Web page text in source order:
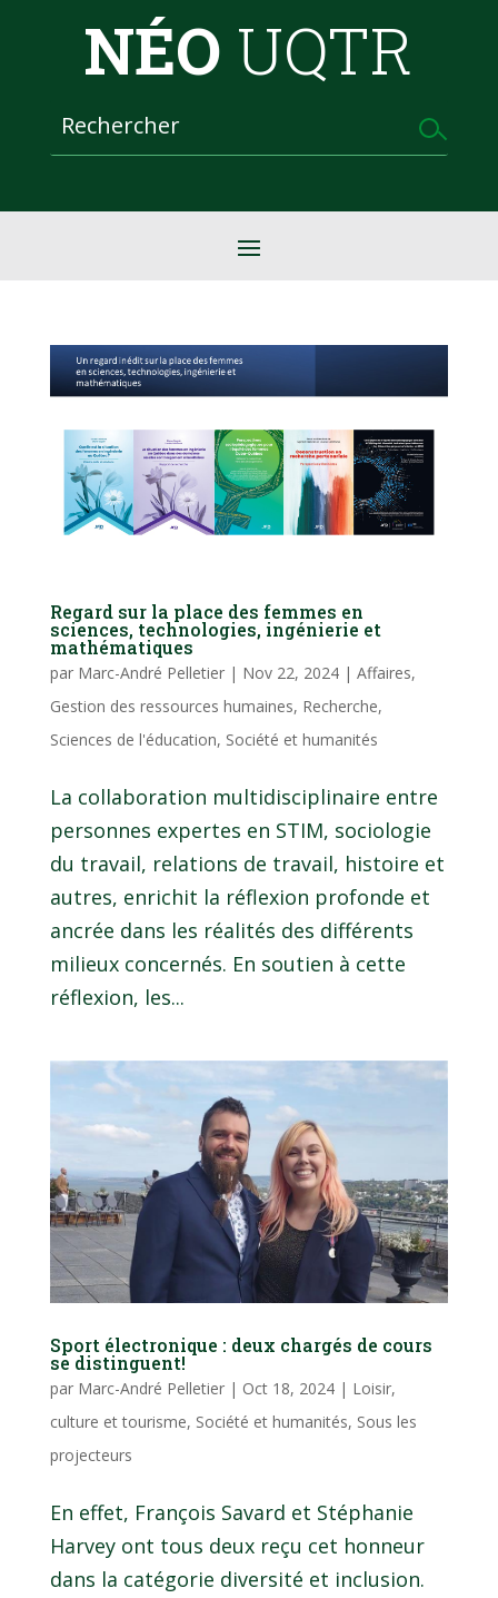
NÉO UQTR
Regard sur la place des femmes en
sciences, technologies, ingénierie et
mathématiques
par Marc-André Pelletier| Nov 22, 2024| Affaires,
Gestion des ressources humaines, Recherche,
Sciences de l'éducation, Société et humanités
La collaboration multidisciplinaire entre
personnes expertes en STIM, sociologie
du travail, relations de travail, histoire et
autres, enrichit la réflexion profonde et
ancrée dans les réalités des différents
milieux concernés. En soutien à cette
réflexion, les...
Sport électronique : deux chargés de cours
se distinguent!
par Marc-André Pelletier| Oct 18, 2024| Loisir,
culture et tourisme, Société et humanités, Sous les
projecteurs
En effet, François Savard et Stéphanie
Harvey ont tous deux reçu cet honneur
dans la catégorie diversité et inclusion.